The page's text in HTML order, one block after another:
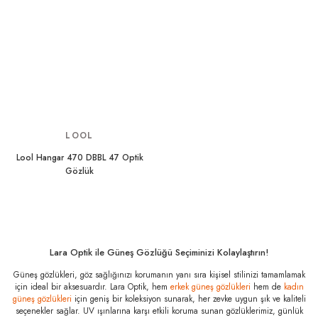
LOOL
Lool Hangar 470 DBBL 47 Optik
Gözlük
Lara Optik ile Güneş Gözlüğü Seçiminizi Kolaylaştırın!
Güneş gözlükleri, göz sağlığınızı korumanın yanı sıra kişisel stilinizi tamamlamak
için ideal bir aksesuardır. Lara Optik, hem erkek güneş gözlükleri hem de kadın
güneş gözlükleri için geniş bir koleksiyon sunarak, her zevke uygun şık ve kaliteli
seçenekler sağlar. UV ışınlarına karşı etkili koruma sunan gözlüklerimiz, günlük